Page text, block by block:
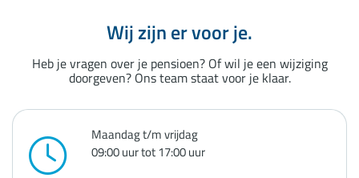
Wij zijn er voor je.
Heb je vragen over je pensioen? Of wil je een wijziging
doorgeven? Ons team staat voor je klaar.
Maandag t/m vrijdag
09:00 uur tot 17:00 uur